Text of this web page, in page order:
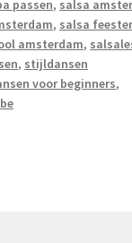
passen, salsa
, salsa
amsterdam,
, stijldansen
voor beginners,